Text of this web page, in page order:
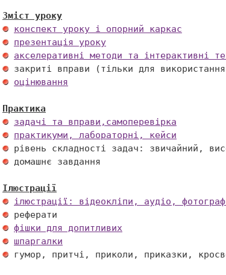
Зміст уроку
конспект уроку і опорний каркас
презентація уроку
акселеративні методи та інтерактивні
оцінювання
Практика
задачі та вправи,самоперевірка
практикуми, лабораторні, кейси
домашнє завдання
Ілюстрації
ілюстрації: відеокліпи, аудіо,
фішки для допитливих
шпаргалки
гумор, притчі, приколи, приказки,